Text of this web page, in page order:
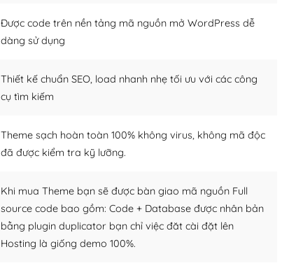
Được code trên nền tảng mã nguồn mở WordPress dễ
dàng sử dụng
Thiết kế chuẩn SEO, load nhanh nhẹ tối ưu với các công
cụ tìm kiếm
Theme sạch hoàn toàn 100% không virus, không mã độc
đã được kiểm tra kỹ lưỡng.
Khi mua Theme bạn sẽ được bàn giao mã nguồn Full
source code bao gồm: Code + Database được nhân bản
bằng plugin duplicator bạn chỉ việc đăt cài đặt lên
Hosting là giống demo 100%.